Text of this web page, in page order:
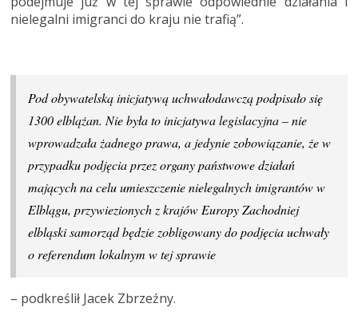
nielegalni imigranci do kraju nie trafią”.
Pod obywatelską inicjatywą uchwałodawczą podpisało się
1300 elblążan. Nie była to inicjatywa legislacyjna – nie
wprowadzała żadnego prawa, a jedynie zobowiązanie, że w
przypadku podjęcia przez organy państwowe działań
mających na celu umieszczenie nielegalnych imigrantów w
Elblągu, przywiezionych z krajów Europy Zachodniej
elbląski samorząd będzie zobligowany do podjęcia uchwały
o referendum lokalnym w tej sprawie
– podkreślił Jacek Zbrzeźny.